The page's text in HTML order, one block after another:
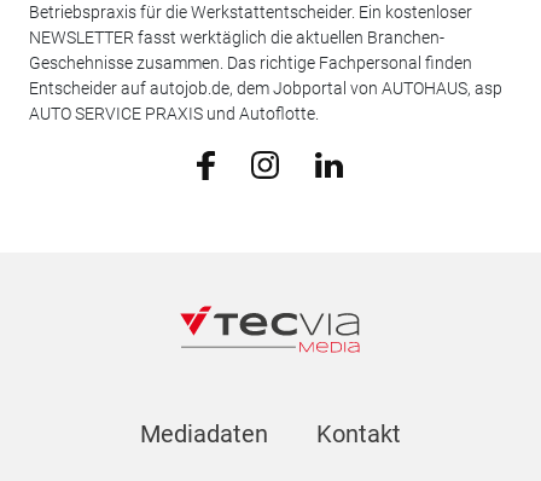
Betriebspraxis für die Werkstattentscheider. Ein kostenloser
NEWSLETTER fasst werktäglich die aktuellen Branchen-
Geschehnisse zusammen. Das richtige Fachpersonal finden
Entscheider auf autojob.de, dem Jobportal von AUTOHAUS, asp
AUTO SERVICE PRAXIS und Autoflotte.
Mediadaten Kontakt